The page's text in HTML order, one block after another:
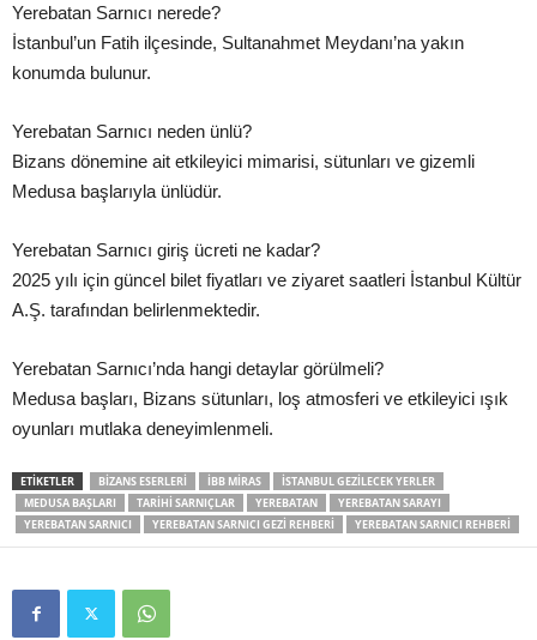
Yerebatan Sarnıcı nerede?
İstanbul’un Fatih ilçesinde, Sultanahmet Meydanı’na yakın
konumda bulunur.
Yerebatan Sarnıcı neden ünlü?
Bizans dönemine ait etkileyici mimarisi, sütunları ve gizemli
Medusa başlarıyla ünlüdür.
Yerebatan Sarnıcı giriş ücreti ne kadar?
2025 yılı için güncel bilet fiyatları ve ziyaret saatleri İstanbul Kültür
A.Ş. tarafından belirlenmektedir.
Yerebatan Sarnıcı’nda hangi detaylar görülmeli?
Medusa başları, Bizans sütunları, loş atmosferi ve etkileyici ışık
oyunları mutlaka deneyimlenmeli.
ETIKETLER BIZANS ESERLERI IBB MIRAS
ISTANBUL GEZILECEK YERLER
MEDUSA BAŞLARI
TARIHI SARNIÇLAR YEREBATAN
YEREBATAN SARAYI
YEREBATAN SARNICI
YEREBATAN SARNICI GEZI REHBERI YEREBATAN SARNICI REHBERI